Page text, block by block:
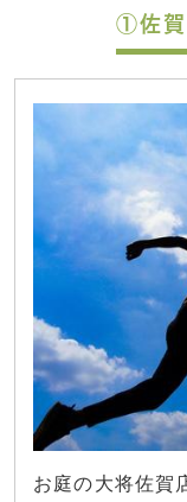
①佐賀
お庭の大将佐賀